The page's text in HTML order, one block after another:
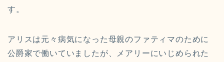
す。
アリスは元々病気になった母親のファティマのために
公爵家で働いていましたが、メアリーにいじめられた